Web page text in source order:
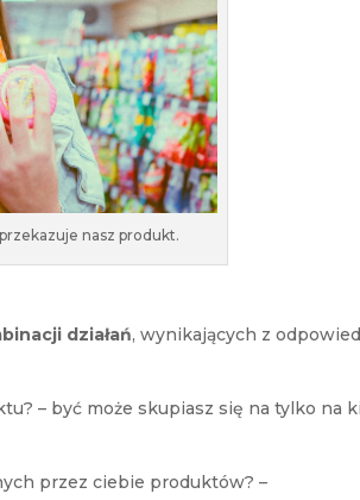
nasz produkt.
działań, wynikających z
– być może skupiasz się na tylko na
przez ciebie produktów? –